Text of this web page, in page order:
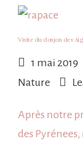
Visite du donjon des
1 mai 2019
Nature
Après notre
des